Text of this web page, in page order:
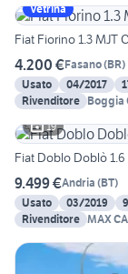
Vetrina
Fiat Fiorino 1.3 MJT
4.200 €Fasano(BR)
Usato
04/2017
Rivenditore Boggia
19
Fiat Doblo Doblò 1.6
9.499 €Andria (BT)
Usato
03/2019
Rivenditore MAX